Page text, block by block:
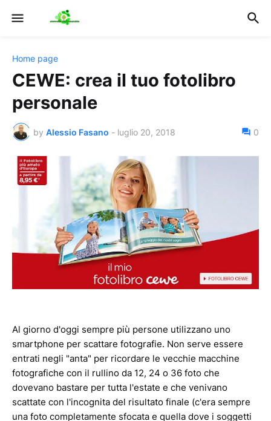
Home page
CEWE: crea il tuo fotolibro
personale
by Alessio Fasano - luglio 20, 2018 0
Al giorno d'oggi sempre più persone utilizzano uno
smartphone per scattare fotografie. Non serve essere
entrati negli "anta" per ricordare le vecchie macchine
fotografiche con il rullino da 12, 24 o 36 foto che
dovevano bastare per tutta l'estate e che venivano
scattate con l'incognita del risultato finale (c'era sempre
una foto completamente sfocata e quella dove i soggetti